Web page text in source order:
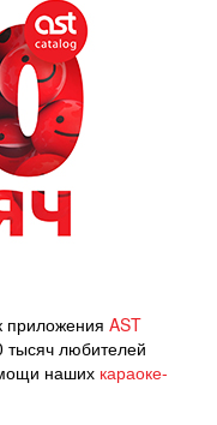
приложения AST
тысяч любителей
наших караоке-